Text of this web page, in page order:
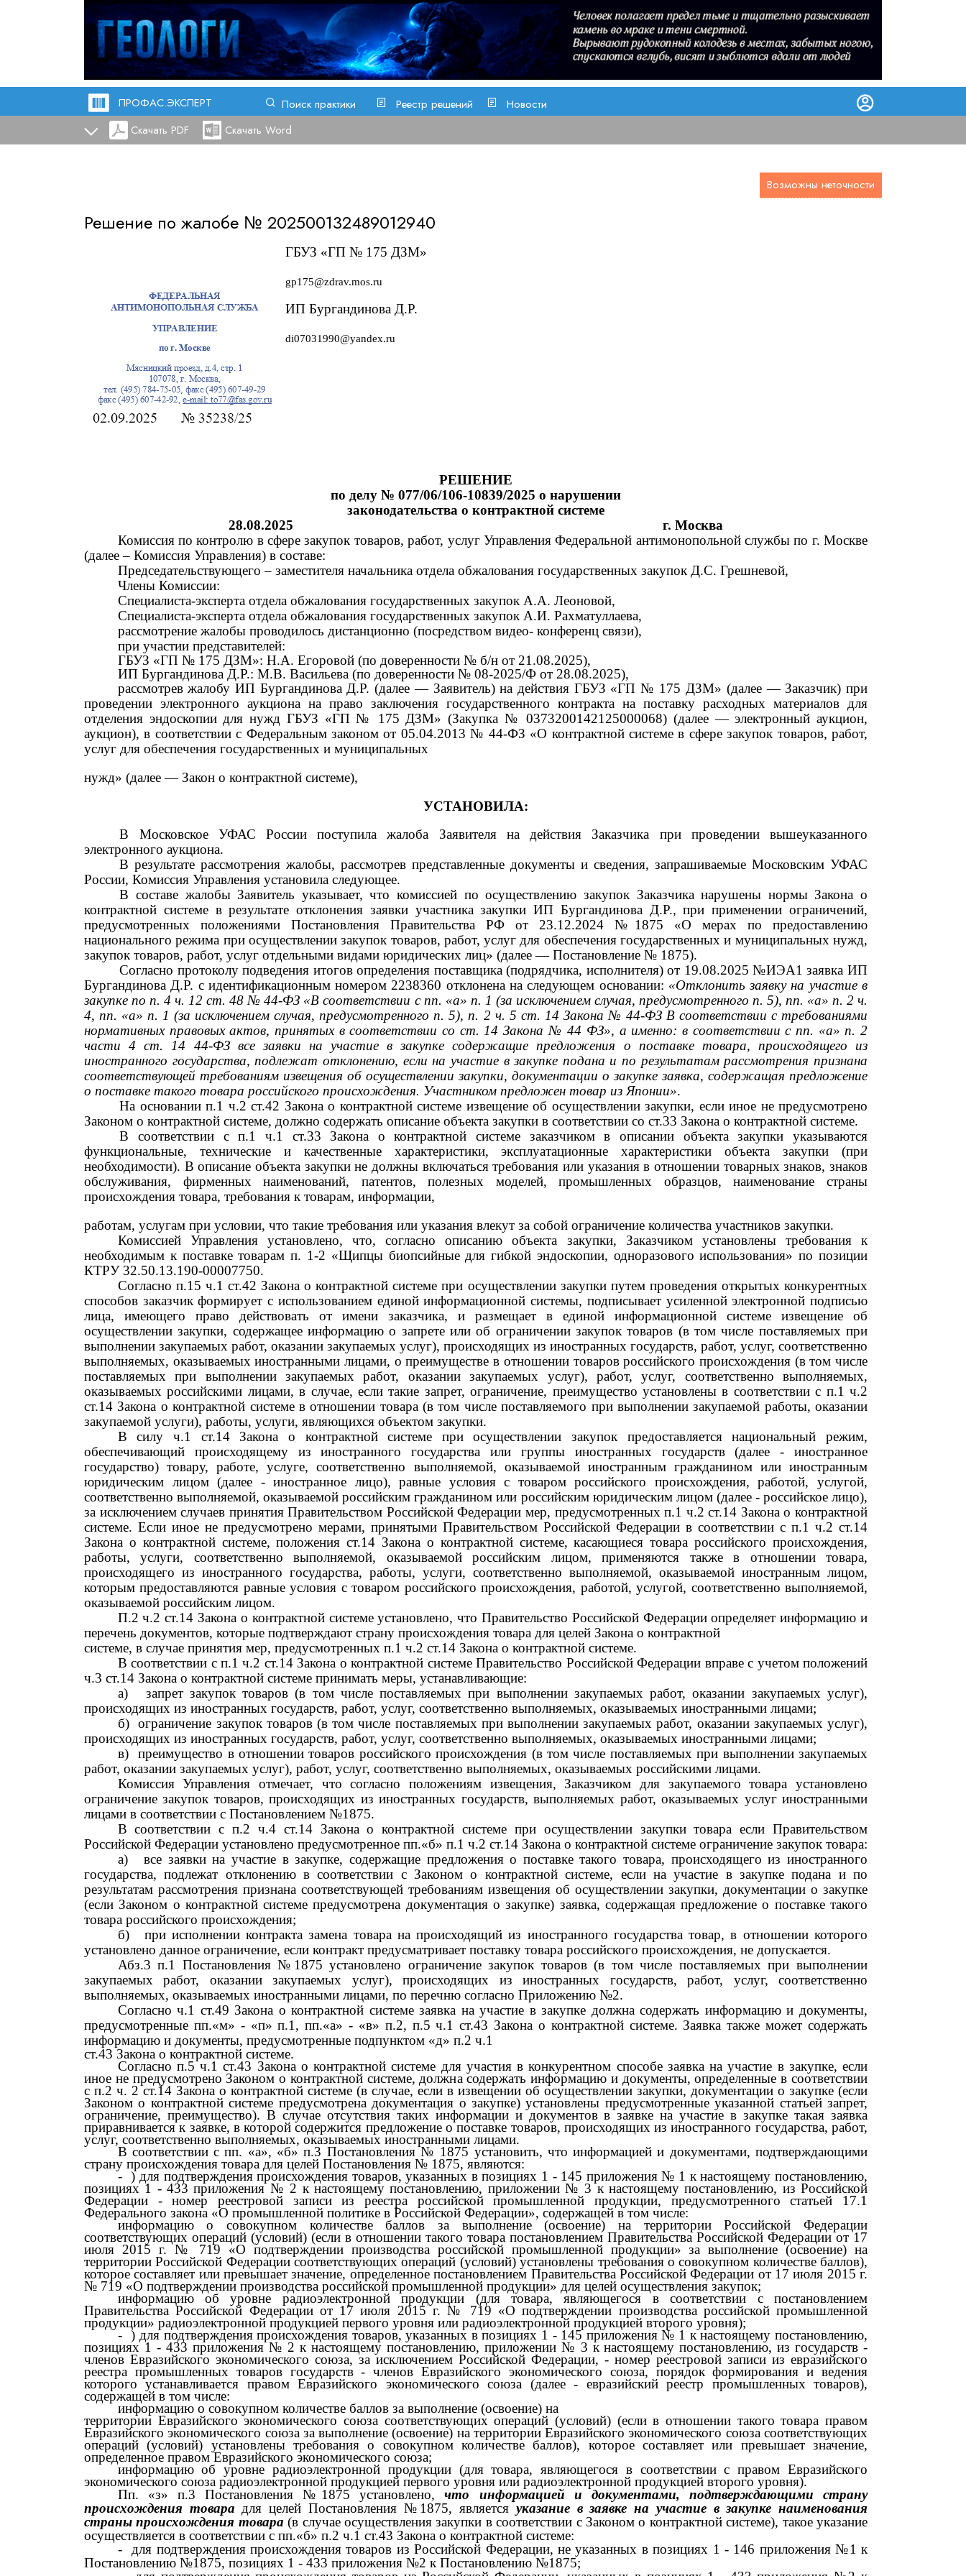
ПРОФАС.ЭКСПЕРТ Поиск практики Реестр решений
Новости
Скачать PDF
Скачать Word
Возможны неточности
Решение по жалобе № 202500132489012940
ГБУЗ «ГП № 175 ДЗМ»
gp175@zdrav.mos.ru
ИП Бургандинова Д.Р.
di07031990@yandex.ru
РЕШЕНИЕ
по делу № 077/06/106-10839/2025 о нарушении
законодательства о контрактной системе
28.08.2025
г. Москва
Комиссия по контролю в сфере закупок товаров, работ, услуг Управления Федеральной антимонопольной службы по г. Москве
(далее– Комиссия Управления) в составе:
Председательствующего– заместителя начальника отдела обжалования государственных закупок Д.С. Грешневой,
Члены Комиссии:
Специалиста-эксперта отдела обжалования государственных закупок А.А. Леоновой,
Специалиста-эксперта отдела обжалования государственных закупок А.И. Рахматуллаева,
рассмотрение жалобы проводилось дистанционно (посредством видео- конференц связи),
при участии представителей:
ГБУЗ «ГП № 175 ДЗМ»: Н.А. Егоровой (по доверенности № б/н от 21.08.2025),
ИП Бургандинова Д.Р.: М.В. Васильева (по доверенности № 08-2025/Ф от 28.08.2025),
рассмотрев жалобу ИП Бургандинова Д.Р. (далее— Заявитель) на действия ГБУЗ «ГП№ 175ДЗМ» (далее— Заказчик) при
проведении электронного аукциона на право заключения государственного контракта на поставку расходных материалов для
отделения эндоскопии для нужд ГБУЗ «ГП№ 175ДЗМ» (Закупка № 0373200142125000068) (далее—электронный аукцион,
аукцион), в соответствии с Федеральным законом от 05.04.2013 № 44-ФЗ «О контрактной системе в сфере закупок товаров, работ,
услуг для обеспечения государственных и муниципальных
нужд» (далее— Закон о контрактной системе),
УСТАНОВИЛА:
В Московское УФАС России поступила жалоба Заявителя на действия Заказчика при проведении вышеуказанного
электронного аукциона.
В результате рассмотрения жалобы, рассмотрев представленные документы и сведения, запрашиваемые Московским УФАС
России, Комиссия Управления установила следующее.
В составе жалобы Заявитель указывает, что комиссией по осуществлению закупок Заказчика нарушены нормы Закона о
контрактной системе в результате отклонения заявки участника закупки ИП Бургандинова Д.Р., при применении ограничений,
предусмотренных положениями Постановления Правительства РФ от 23.12.2024 №1875 «О мерах по предоставлению
национального режима при осуществлении закупок товаров, работ, услуг для обеспечения государственных и муниципальных нужд,
закупок товаров, работ, услуг отдельными видами юридических лиц» (далее—Постановление № 1875).
Согласно протоколу подведения итогов определения поставщика (подрядчика, исполнителя) от 19.08.2025№ИЭА1 заявка ИП
Бургандинова Д.Р. с идентификационным номером2238360 отклонена на следующем основании: «Отклонить заявку на участие в
закупке по п.4ч.12ст.48 №44-ФЗ «В соответствии с пп. «а» п. 1 (за исключением случая, предусмотренного п. 5), пп. «а» п.2ч.
4,пп. «а» п.1(за исключением случая, предусмотренного п.5),п. 2 ч. 5 ст. 14 Закона№ 44-ФЗ В соответствии с требованиями
нормативных правовых актов, принятых в соответствии со ст.14Закона№ 44 ФЗ», а именно: в соответствии с пп. «а» п.2
части4ст.14 44-ФЗ все заявки на участие в закупке содержащие предложения о поставке товара, происходящего из
иностранного государства, подлежат отклонению, если на участие в закупке подана и по результатам рассмотрения признана
соответствующей требованиям извещения об осуществлении закупки, документации о закупке заявка, содержащая предложение
о поставке такого товара российского происхождения. Участником предложен товар из Японии».
На основании п.1 ч.2 ст.42 Закона о контрактной системе извещение об осуществлении закупки, если иное не предусмотрено
Законом о контрактной системе, должно содержать описание объекта закупки в соответствии со ст.33 Закона о контрактной системе.
В соответствии с п.1 ч.1 ст.33 Закона о контрактной системе заказчиком в описании объекта закупки указываются
функциональные, технические и качественные характеристики, эксплуатационные характеристики объекта закупки (при
необходимости). В описание объекта закупки не должны включаться требования или указания в отношении товарных знаков, знаков
обслуживания, фирменных наименований, патентов, полезных моделей, промышленных образцов, наименование страны
происхождения товара, требования к товарам, информации,
работам, услугам при условии, что такие требования или указания влекут за собой ограничение количества участников закупки.
Комиссией Управления установлено, что, согласно описанию объекта закупки, Заказчиком установлены требования к
необходимым к поставке товарам п. 1-2 «Щипцы биопсийные для гибкой эндоскопии, одноразового использования» по позиции
КТРУ 32.50.13.190-00007750.
Согласно п.15 ч.1 ст.42 Закона о контрактной системе при осуществлении закупки путем проведения открытых конкурентных
способов заказчик формирует с использованием единой информационной системы, подписывает усиленной электронной подписью
лица, имеющего право действовать от имени заказчика, и размещает в единой информационной системе извещение об
осуществлении закупки, содержащее информацию о запрете или об ограничении закупок товаров (в том числе поставляемых при
выполнении закупаемых работ, оказании закупаемых услуг), происходящих из иностранных государств, работ, услуг, соответственно
выполняемых, оказываемых иностранными лицами, о преимуществе в отношении товаров российского происхождения (в том числе
поставляемых при выполнении закупаемых работ, оказании закупаемых услуг), работ, услуг, соответственно выполняемых,
оказываемых российскими лицами, в случае, если такие запрет, ограничение, преимущество установлены в соответствии с п.1 ч.2
ст.14 Закона о контрактной системе в отношении товара (в том числе поставляемого при выполнении закупаемой работы, оказании
закупаемой услуги), работы, услуги, являющихся объектом закупки.
В силу ч.1 ст.14 Закона о контрактной системе при осуществлении закупок предоставляется национальный режим,
обеспечивающий происходящему из иностранного государства или группы иностранных государств (далее-иностранное
государство) товару, работе, услуге, соответственно выполняемой, оказываемой иностранным гражданином или иностранным
юридическим лицом (далее -иностранное лицо), равные условия с товаром российского происхождения, работой, услугой,
соответственно выполняемой, оказываемой российским гражданином или российским юридическим лицом (далее - российское лицо),
за исключением случаев принятия Правительством Российской Федерации мер, предусмотренных п.1 ч.2 ст.14 Закона о контрактной
системе. Если иное не предусмотрено мерами, принятыми Правительством Российской Федерации в соответствии с п.1 ч.2 ст.14
Закона о контрактной системе, положения ст.14 Закона о контрактной системе, касающиеся товара российского происхождения,
работы, услуги, соответственно выполняемой, оказываемой российским лицом, применяются также в отношении товара,
происходящего из иностранного государства, работы, услуги, соответственно выполняемой, оказываемой иностранным лицом,
которым предоставляются равные условия с товаром российского происхождения, работой, услугой, соответственно выполняемой,
оказываемой российским лицом.
П.2 ч.2 ст.14 Закона о контрактной системе установлено, что Правительство Российской Федерации определяет информацию и
перечень документов, которые подтверждают страну происхождения товара для целей Закона о контрактной
системе, в случае принятия мер, предусмотренных п.1 ч.2 ст.14 Закона о контрактной системе.
В соответствии с п.1 ч.2 ст.14 Закона о контрактной системе Правительство Российской Федерации вправе с учетом положений
ч.3 ст.14 Закона о контрактной системе принимать меры, устанавливающие:
а)
запрет закупок товаров (в том числе поставляемых при выполнении закупаемых работ, оказании закупаемых услуг),
происходящих из иностранных государств, работ, услуг, соответственно выполняемых, оказываемых иностранными лицами;
б)
ограничение закупок товаров (в том числе поставляемых при выполнении закупаемых работ, оказании закупаемых услуг),
происходящих из иностранных государств, работ, услуг, соответственно выполняемых, оказываемых иностранными лицами;
в)
преимущество в отношении товаров российского происхождения (в том числе поставляемых при выполнении закупаемых
работ, оказании закупаемых услуг), работ, услуг, соответственно выполняемых, оказываемых российскими лицами.
Комиссия Управления отмечает, что согласно положениям извещения, Заказчиком для закупаемого товара установлено
ограничение закупок товаров, происходящих из иностранных государств, выполняемых работ, оказываемых услуг иностранными
лицами в соответствии с Постановлением №1875.
В соответствии с п.2 ч.4 ст.14 Закона о контрактной системе при осуществлении закупки товара если Правительством
Российской Федерации установлено предусмотренное пп.«б» п.1 ч.2 ст.14 Закона о контрактной системе ограничение закупок товара:
а)
все заявки на участие в закупке, содержащие предложения о поставке такого товара, происходящего из иностранного
государства, подлежат отклонению в соответствии с Законом о контрактной системе, если на участие в закупке подана и по
результатам рассмотрения признана соответствующей требованиям извещения об осуществлении закупки, документации о закупке
(если Законом о контрактной системе предусмотрена документация о закупке) заявка, содержащая предложение о поставке такого
товара российского происхождения;
б)
при исполнении контракта замена товара на происходящий из иностранного государства товар, в отношении которого
установлено данное ограничение, если контракт предусматривает поставку товара российского происхождения, не допускается.
Абз.3 п.1 Постановления№1875установлено ограничение закупок товаров (в том числе поставляемых при выполнении
закупаемых работ, оказании закупаемых услуг), происходящих из иностранных государств, работ, услуг, соответственно
выполняемых, оказываемых иностранными лицами, по перечню согласно Приложению №2.
Согласно ч.1 ст.49 Закона о контрактной системе заявка на участие в закупке должна содержать информацию и документы,
предусмотренные пп.«м» - «п» п.1, пп.«а»- «в» п.2, п.5 ч.1 ст.43 Закона о контрактной системе. Заявка также может содержать
информацию и документы, предусмотренные подпунктом «д» п.2 ч.1
ст.43 Закона о контрактной системе.
Согласно п.5 ч.1 ст.43 Закона о контрактной системе для участия в конкурентном способе заявка на участие в закупке, если
иное не предусмотрено Законом о контрактной системе, должна содержать информацию и документы, определенные в соответствии
с п.2 ч. 2ст.14 Закона о контрактной системе (в случае, если в извещении об осуществлении закупки, документации о закупке (если
Законом о контрактной системе предусмотрена документация о закупке) установлены предусмотренные указанной статьей запрет,
ограничение, преимущество). В случае отсутствия таких информации и документов в заявке на участие в закупке такая заявка
приравнивается к заявке, в которой содержится предложение о поставке товаров, происходящих из иностранного государства, работ,
услуг, соответственно выполняемых, оказываемых иностранными лицами.
В соответствии с пп. «а», «б» п.3 Постановления№ 1875 установить, что информацией и документами, подтверждающими
страну происхождения товара для целей Постановления № 1875, являются:
-
) для подтверждения происхождения товаров, указанных в позициях 1 - 145 приложения№ 1 к настоящему постановлению,
позициях 1 - 433приложения№ 2 к настоящему постановлению, приложении № 3к настоящему постановлению, из Российской
Федерации -номер реестровой записи из реестра российской промышленной продукции, предусмотренного статьей 17.1
Федерального закона «О промышленной политике в Российской Федерации», содержащей в том числе:
информацию о совокупном количестве баллов за выполнение (освоение) на территории Российской Федерации
соответствующих операций (условий) (если в отношении такого товара постановлением Правительства Российской Федерации от17
июля 2015 г.№ 719 «О подтверждении производства российской промышленной продукции» за выполнение (освоение) на
территории Российской Федерации соответствующих операций (условий) установлены требования о совокупном количестве баллов),
которое составляет или превышает значение, определенное постановлением Правительства Российской Федерации от 17июля 2015г.
№ 719 «О подтверждении производства российской промышленной продукции» для целей осуществления закупок;
информацию об уровне радиоэлектронной продукции (для товара, являющегося в соответствии с постановлением
Правительства Российской Федерации от 17июля 2015г.№ 719 «О подтверждении производства российской промышленной
продукции» радиоэлектронной продукцией первого уровня или радиоэлектронной продукцией второго уровня);
-
) для подтверждения происхождения товаров, указанных в позициях 1 - 145приложения№ 1 к настоящему постановлению,
позициях 1 - 433 приложения№ 2к настоящему постановлению, приложении № 3 к настоящему постановлению, из государств-
членов Евразийского экономического союза, за исключением Российской Федерации, - номер реестровой записи из евразийского
реестра промышленных товаров государств-членов Евразийского экономического союза, порядок формирования и ведения
которого устанавливается правом Евразийского экономического союза (далее- евразийский реестр промышленных товаров),
содержащей в том числе:
информацию о совокупном количестве баллов за выполнение (освоение) на
территории Евразийского экономического союза соответствующих операций (условий) (если в отношении такого товара правом
Евразийского экономического союза за выполнение (освоение) на территории Евразийского экономического союза соответствующих
операций (условий) установлены требования о совокупном количестве баллов), которое составляет или превышает значение,
определенное правом Евразийского экономического союза;
информацию об уровне радиоэлектронной продукции (для товара, являющегося в соответствии с правом Евразийского
экономического союза радиоэлектронной продукцией первого уровня или радиоэлектронной продукцией второго уровня).
Пп. «з» п.3 Постановления№1875установлено,что информацией и документами, подтверждающими страну
происхождения товара для целей Постановления №1875, является указание в заявке на участие в закупке наименования
страны происхождения товара (в случае осуществления закупки в соответствии с Законом о контрактной системе), такое указание
осуществляется в соответствии с пп.«б» п.2 ч.1 ст.43 Закона о контрактной системе:
-
для подтверждения происхождения товаров из Российской Федерации, не указанных в позициях 1 - 146 приложения№1к
Постановлению №1875, позициях 1 - 433 приложения №2 к Постановлению №1875;